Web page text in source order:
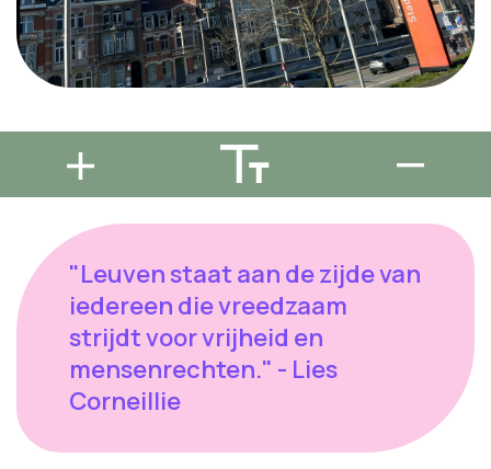
"Leuven staat aan de zijde van
iedereen die vreedzaam
strijdt voor vrijheid en
mensenrechten." - Lies
Corneillie